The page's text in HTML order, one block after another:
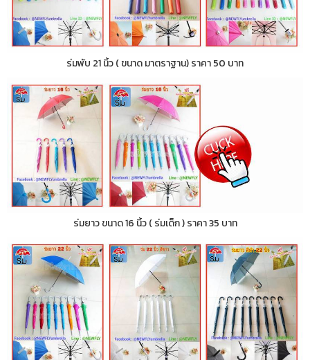
ร่มพับ 21 นิ้ว ( ขนาด มาตราฐาน) ราคา 50 บาท
ร่มยาว ขนาด 16 นิ้ว ( ร่มเด็ก ) ราคา 35 บาท